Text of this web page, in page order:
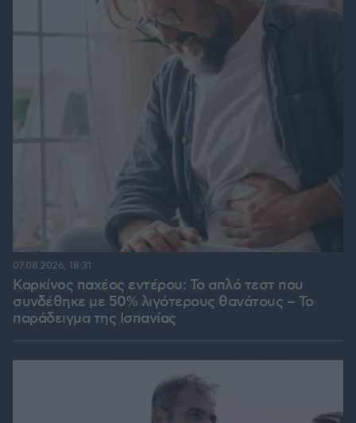
Καρκίνος παχέος εντέρου: Το απλό τεστ που
συνδέθηκε με 50% λιγότερους θανάτους – Το
παράδειγμα της Ισπανίας
07.08.2026, 18:31